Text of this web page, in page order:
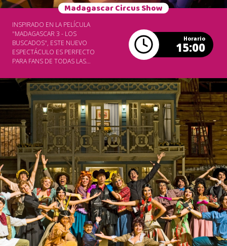
Madagascar Circus Show
INSPIRADO EN LA PELÍCULA
"MADAGASCAR 3 - LOS
BUSCADOS", ESTE NUEVO
ESPECTÁCULO ES PERFECTO
PARA FANS DE TODAS LAS
LA ENERGÍA DE LA MÚSICA,
DANZA E INCREÍBLES
NÚMEROS DE CIRCO QUE
COMPONEN EL MADAGASCAR
CIRCUS SHOW! UN
VERDADERO ESPECTÁCULO
CON 120 METROS
CUADRADOS DE PANTALLAS
DE LED - TOTALIZANDO 975
PULGADAS - Y MÁS DE 30
ARTISTAS EN EL ELENCO.
¡DIVERSIÓN PARA LA FAMILIA
ENTERA! SHOW INCLUIDO EN
EL PASAPORTE DE ENTRADA AL
PARQUE. GARANTIZA TU
ASIENTO VIP
Horario
15:00